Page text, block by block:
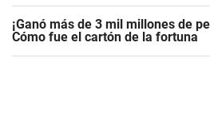
¡Ganó más de 3 mil millones de
Cómo fue el cartón de la fortuna